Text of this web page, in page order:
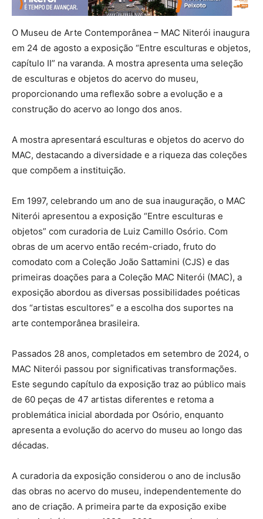
O Museu de Arte Contemporânea – MAC Niterói inaugura
em 24 de agosto a exposição “Entre esculturas e objetos,
capítulo II” na varanda. A mostra apresenta uma seleção
de esculturas e objetos do acervo do museu,
proporcionando uma reflexão sobre a evolução e a
construção do acervo ao longo dos anos.
A mostra apresentará esculturas e objetos do acervo do
MAC, destacando a diversidade e a riqueza das coleções
que compõem a instituição.
Em 1997, celebrando um ano de sua inauguração, o MAC
Niterói apresentou a exposição “Entre esculturas e
objetos” com curadoria de Luiz Camillo Osório. Com
obras de um acervo então recém-criado, fruto do
comodato com a Coleção João Sattamini (CJS) e das
primeiras doações para a Coleção MAC Niterói (MAC), a
exposição abordou as diversas possibilidades poéticas
dos “artistas escultores” e a escolha dos suportes na
arte contemporânea brasileira.
Passados 28 anos, completados em setembro de 2024, o
MAC Niterói passou por significativas transformações.
Este segundo capítulo da exposição traz ao público mais
de 60 peças de 47 artistas diferentes e retoma a
problemática inicial abordada por Osório, enquanto
apresenta a evolução do acervo do museu ao longo das
décadas.
A curadoria da exposição considerou o ano de inclusão
das obras no acervo do museu, independentemente do
ano de criação. A primeira parte da exposição exibe